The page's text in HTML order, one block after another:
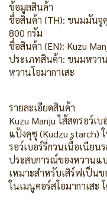
ข้อมูลสินค้า
ชื่อสินค้า (TH): ขนมมันจู
800 กรัม
ชื่อสินค้า (EN): Kuzu
ประเภทสินค้า: ขนมหว
หวานโอมากาเสะ
รายละเอียดสินค้า
Kuzu Manju ไส้สตรอว์
แป้งคุซุ (Kudzu starch)
รอว์เบอร์รี่กวนเนื้อเนียน
ประสบการณ์ของหวาน
เหมาะสำหรับเสิร์ฟเป็น
ในเมนูคอร์สโอมากาเสะ